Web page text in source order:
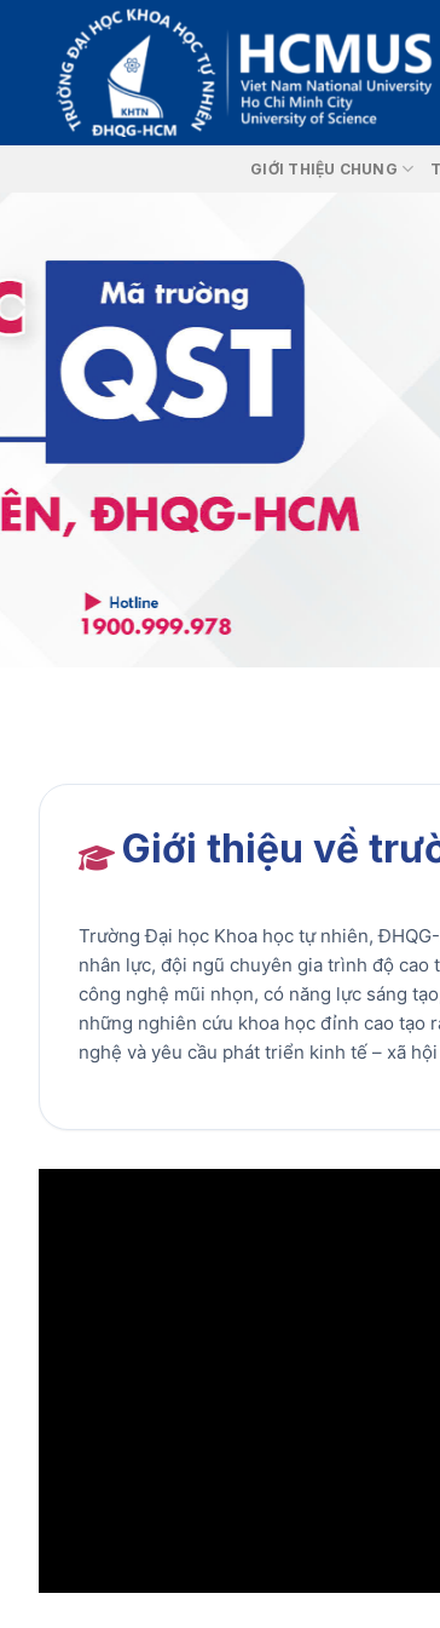
content
GIỚI THIỆU CHUNG
Giới thiệu về
Trường Đại học Khoa học tự nhiên,
nhân lực, đội ngũ chuyên gia trình độ
công nghệ mũi nhọn, có năng lực sáng
những nghiên cứu khoa học đỉnh cao tạo
nghệ và yêu cầu phát triển kinh tế – xã